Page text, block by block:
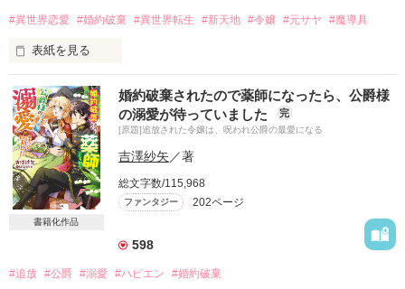
#異世界恋愛 #婚約破棄 #異世界転生 #新天地 #令嬢 #元サヤ #魔導具
表紙を見る
「エステル。君との婚約を解消したい」――
エステルは国家魔導技師のヘインズ侯爵の娘で、わずかに前世
の記憶を持つ転生者。彼女は王太子セドリックの婚約者だった
が、突然の冤罪で婚約破棄を突きつけられる。彼の隣には、隣
国から留学中の女子生徒ジュリーの姿があった。
心を砕かれたエステルだが、父の計らいでアドコック辺境伯の
領地で療養することになった。そこは冬になれば雪がたくさん
降る厳しい場所。しかし、風変わりな魔導職人アビーがおり、
意気投合した二人は快適な生活を送るための魔導具を次々開発
し始める。だが、王都から来たという謎の男セリオが現れ
婚約者を突き放し後悔する王太子セドリックと、辺境で輝く新
書籍化作品
婚約破棄されたので薬師になったら、公爵様
の溺愛が待っていました
完
[原題]追放された令嬢は、呪われ公爵の最愛になる
吉澤紗矢／著
総文字数/115,968
ファンタジー 202ページ
598
#追放 #公爵 #溺愛 #ハピエン #婚約破棄